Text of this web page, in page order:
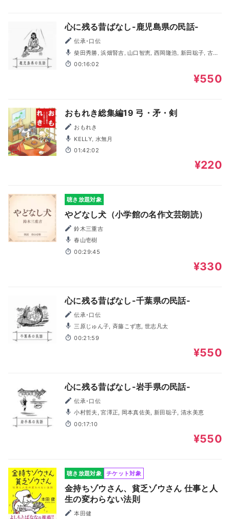
心に残る昔ばなし-鹿児島県の民話-
伝承･口伝
柴田秀勝, 浜畑賢吉, 山口智恵, 西岡隆浩, 新田聡子, 古賀
清, 田上香織
00:16:02
¥550
おもれき総集編19 弓・矛・剣
おもれき
KELLY, 水無月
01:42:02
¥220
聴き放題対象
やどなし犬（小学館の名作文芸朗読）
鈴木三重吉
春山壱樹
00:29:45
¥330
心に残る昔ばなし-千葉県の民話-
伝承･口伝
三原じゅん子, 斉藤こず恵, 世志凡太
00:21:59
¥550
心に残る昔ばなし-岩手県の民話-
伝承･口伝
小村哲夫, 宮澤正, 岡本真佐美, 新田聡子, 清水美恵
00:17:10
¥550
聴き放題対象 チケット対象
金持ちゾウさん、貧乏ゾウさん 仕事と人
生の変わらない法則
本田健